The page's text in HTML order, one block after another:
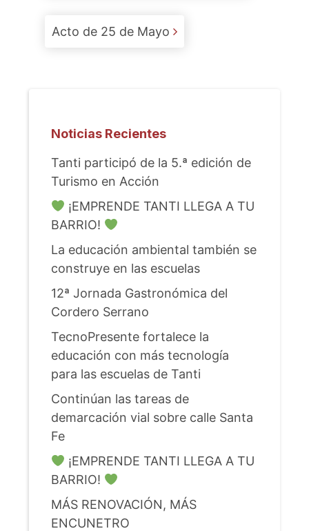
Acto de 25 de Mayo
Noticias Recientes
Tanti participó de la 5.ª edición de
Turismo en Acción
¡EMPRENDE TANTI LLEGA A TU
BARRIO!
La educación ambiental también se
construye en las escuelas
12ª Jornada Gastronómica del
Cordero Serrano
TecnoPresente fortalece la
educación con más tecnología
para las escuelas de Tanti
Continúan las tareas de
demarcación vial sobre calle Santa
Fe
¡EMPRENDE TANTI LLEGA A TU
BARRIO!
MÁS RENOVACIÓN, MÁS
ENCUNETRO